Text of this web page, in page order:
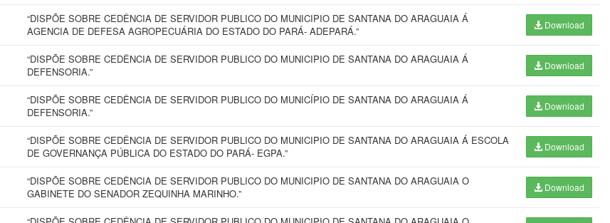
“DISPÕE SOBRE CEDÊNCIA DE SERVIDOR PUBLICO DO MUNICIPIO DE SANTANA DO ARAGUAIA Á
AGENCIA DE DEFESA AGROPECUÁRIA DO ESTADO DO PARÁ- ADEPARÁ.”
Download
“DISPÕE SOBRE CEDÊNCIA DE SERVIDOR PUBLICO DO MUNICIPIO DE SANTANA DO ARAGUAIA Á
DEFENSORIA.”
Download
“DISPÕE SOBRE CEDÊNCIA DE SERVIDOR PUBLICO DO MUNICÍPIO DE SANTANA DO ARAGUAIA Á
DEFENSORIA.”
Download
“DISPÕE SOBRE CEDÊNCIA DE SERVIDOR PUBLICO DO MUNICIPIO DE SANTANA DO ARAGUAIA Á ESCOLA
DE GOVERNANÇA PÚBLICA DO ESTADO DO PARÁ- EGPA.”
Download
“DISPÕE SOBRE CEDÊNCIA DE SERVIDOR PUBLICO DO MUNICIPIO DE SANTANA DO ARAGUAIA O
GABINETE DO SENADOR ZEQUINHA MARINHO.”
Download